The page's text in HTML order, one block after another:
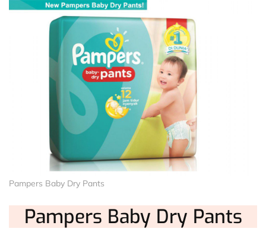
Pampers Baby Dry Pants
Pampers Baby Dry Pants